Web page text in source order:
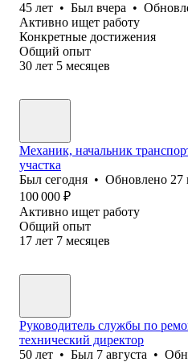
45 лет • Был вчера •
Активно ищет работу
Конкретные достижения
Общий опыт
30 лет 5 месяцев
Механик, начальник
участка
Был сегодня • Обновлено 27
100 000 ₽
Активно ищет работу
Общий опыт
17 лет 7 месяцев
Руководитель службы по
технический директор
50 лет • Был 7 августа •